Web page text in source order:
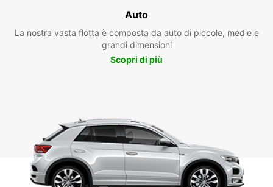
Auto
La nostra vasta flotta è composta da auto di piccole, medie e
grandi dimensioni
Scopri di più